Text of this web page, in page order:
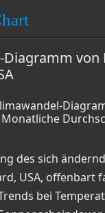
Diagramm von
Monatliche
des sich
USA, offenbart
bei